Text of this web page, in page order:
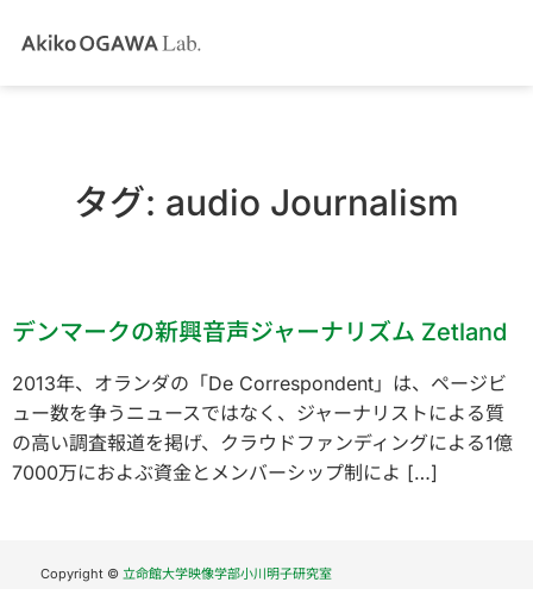
タグ: audio Journalism
デンマークの新興音声ジャーナリズム Zetland
2013年、オランダの「De Correspondent」は、ページビ
ュー数を争うニュースではなく、ジャーナリストによる質
の高い調査報道を掲げ、クラウドファンディングによる1億
7000万におよぶ資金とメンバーシップ制によ […]
Copyright © 立命館大学映像学部小川明子研究室